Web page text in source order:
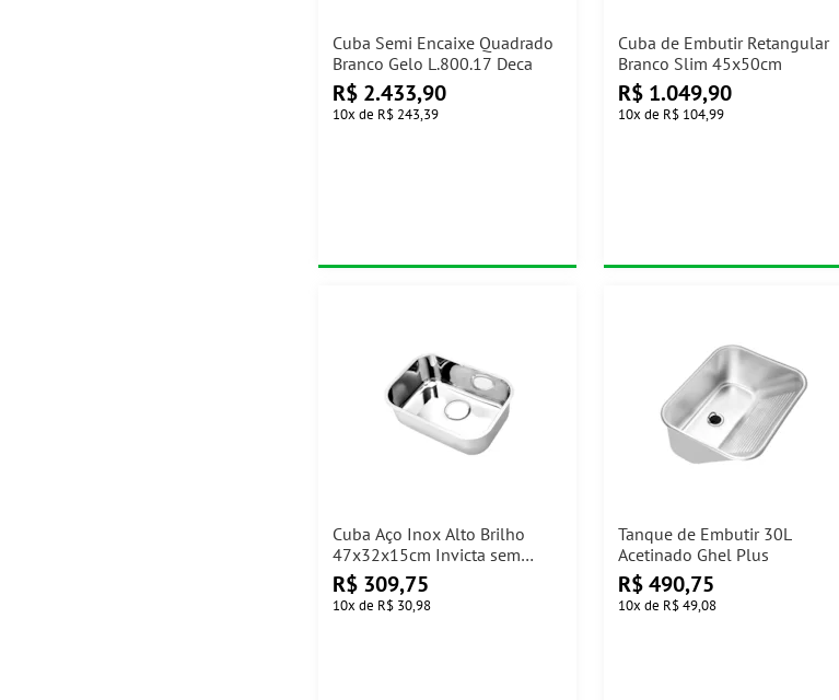
Cuba Semi Encaixe Quadrado
Branco Gelo L.800.17 Deca
R$ 2.433,90
10x de R$ 243,39
Cuba de Embutir Retangular
Branco Slim 45x50cm
R$ 1.049,90
10x de R$ 104,99
Cuba Aço Inox Alto Brilho
47x32x15cm Invicta sem
Válvula Docol
R$ 309,75
10x de R$ 30,98
Tanque de Embutir 30L
Acetinado Ghel Plus
R$ 490,75
10x de R$ 49,08